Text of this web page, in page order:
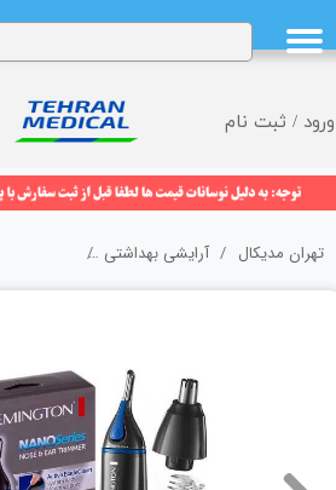
ورود / ثبت نام
حساب کاربری من
تغییر گذر واژه
خروج از حساب کاربری
تهران مدیکال آرایشی بهداشتی